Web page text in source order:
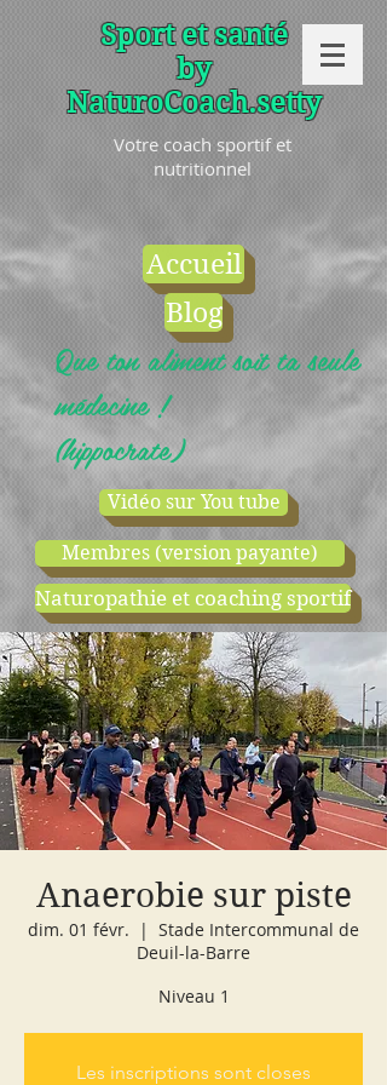
Sport et santé
by
NaturoCoach.setty
Votre coach sportif et
nutritionnel
Accueil
Blog
Que ton aliment soit ta seule
médecine !
(hippocrate)
Vidéo sur You tube
Membres (version payante)
Naturopathie et coaching sportif
cours d'essai boutique
Anaerobie sur piste
dim. 01 févr.
  |
Stade Intercommunal de
Deuil-la-Barre
Niveau 1
Les inscriptions sont closes